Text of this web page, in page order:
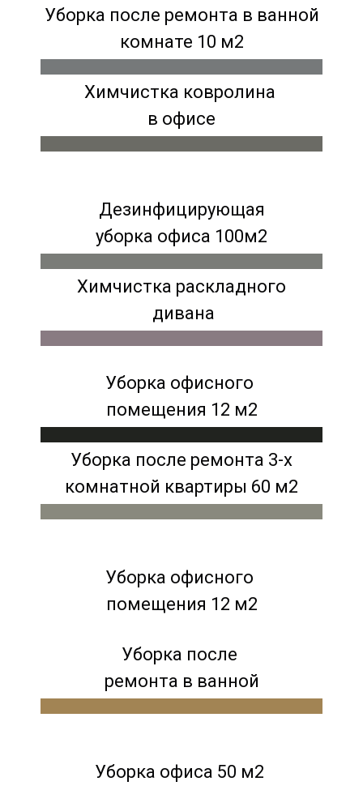
Уборка после ремонта в ванной
комнате 10 м2
Химчистка ковролина
в офисе
Дезинфицирующая
уборка офиса 100м2
Химчистка раскладного
дивана
Уборка офисного
помещения 12 м2
Уборка после ремонта 3-х
комнатной квартиры 60 м2
Уборка офисного
помещения 12 м2
Уборка после
ремонта в ванной
Уборка офиса 50 м2